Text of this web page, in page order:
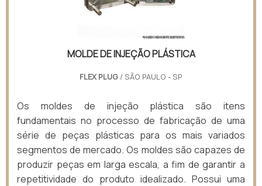
MOLDE DE INJEÇÃO PLÁSTICA
FLEX PLUG / SÃO PAULO - SP
Os moldes de injeção plástica são itens
fundamentais no processo de fabricação de uma
série de peças plásticas para os mais variados
segmentos de mercado. Os moldes são capazes de
produzir peças em larga escala, a fim de garantir a
repetitividade do produto idealizado. Possui uma